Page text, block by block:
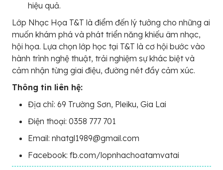
hiệu quả.
Lớp Nhạc Họa T&T là điểm đến lý tưởng cho những ai
muốn khám phá và phát triển năng khiếu âm nhạc,
hội họa. Lựa chọn lớp học tại T&T là cơ hội bước vào
hành trình nghệ thuật, trải nghiệm sự khác biệt và
cảm nhận từng giai điệu, đường nét đầy cảm xúc.
Thông tin liên hệ:
Địa chỉ: 69 Trường Sơn, Pleiku, Gia Lai
Điện thoại: 0358 777 701
Email: nhatgl1989@gmail.com
Facebook: fb.com/lopnhachoatamvatai